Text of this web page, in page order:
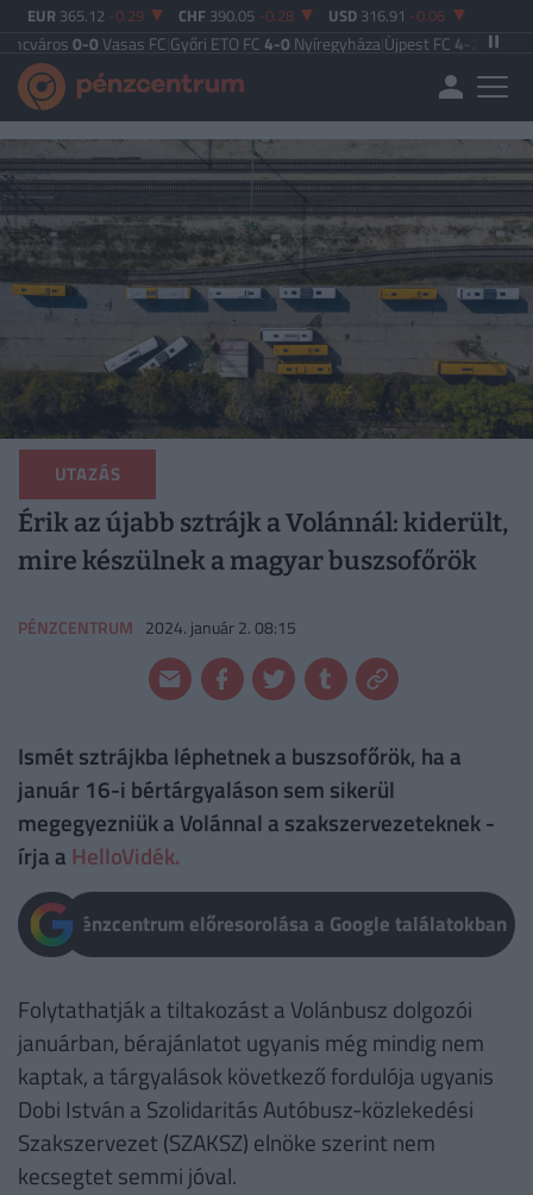
EUR 365.12 -0.29 CHF 390.05 -0.28 USD 316.91 -0.06
Vasas FC|Győri ETO FC4-0Nyíregyháza|Újpest FC4-2Debreceni VSC|
UTAZÁS
Érik az újabb sztrájk a Volánnál: kiderült,
mire készülnek a magyar buszsofőrök
PÉNZCENTRUM 2024. január 2. 08:15
Ismét sztrájkba léphetnek a buszsofőrök, ha a
január 16-i bértárgyaláson sem sikerül
megegyezniük a Volánnal a szakszervezeteknek -
írja a HelloVidék.
Pénzcentrum előresorolása a Google találatokban
Folytathatják a tiltakozást a Volánbusz dolgozói
januárban, bérajánlatot ugyanis még mindig nem
kaptak, a tárgyalások következő fordulója ugyanis
Dobi István a Szolidaritás Autóbusz-közlekedési
Szakszervezet (SZAKSZ) elnöke szerint nem
kecsegtet semmi jóval.